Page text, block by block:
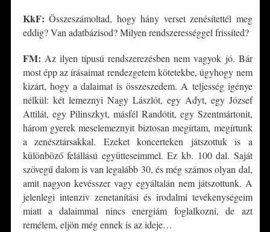
KkF: Összeszámoltad, hogy hány verset zenésítettél meg
eddig? Van adatbázisod? Milyen rendszerességgel frissíted?
FM: Az ilyen típusú rendszerezésben nem vagyok jó. Bár
most épp az írásaimat rendezgetem kötetekbe, úgyhogy nem
kizárt, hogy a dalaimat is összeszedem. A teljesség igénye
nélkül: két lemeznyi Nagy Lászlót, egy Adyt, egy József
Attilát, egy Pilinszkyt, másfél Randótit, egy Szentmártonit,
három gyerek meselemeznyit biztosan megírtam, megírtunk
a zenésztársakkal. Ezeket koncerteken játszottuk is a
különböző felállású együtteseimmel. Ez kb. 100 dal. Saját
szövegű dalom is van legalább 30, és még számos olyan dal,
amit nagyon kevésszer vagy egyáltalán nem játszottunk. A
jelenlegi intenzív zenetanítási és irodalmi tevékenységeim
miatt a dalaimmal nincs energiám foglalkozni, de azt
remélem, eljön még ennek is az ideje…